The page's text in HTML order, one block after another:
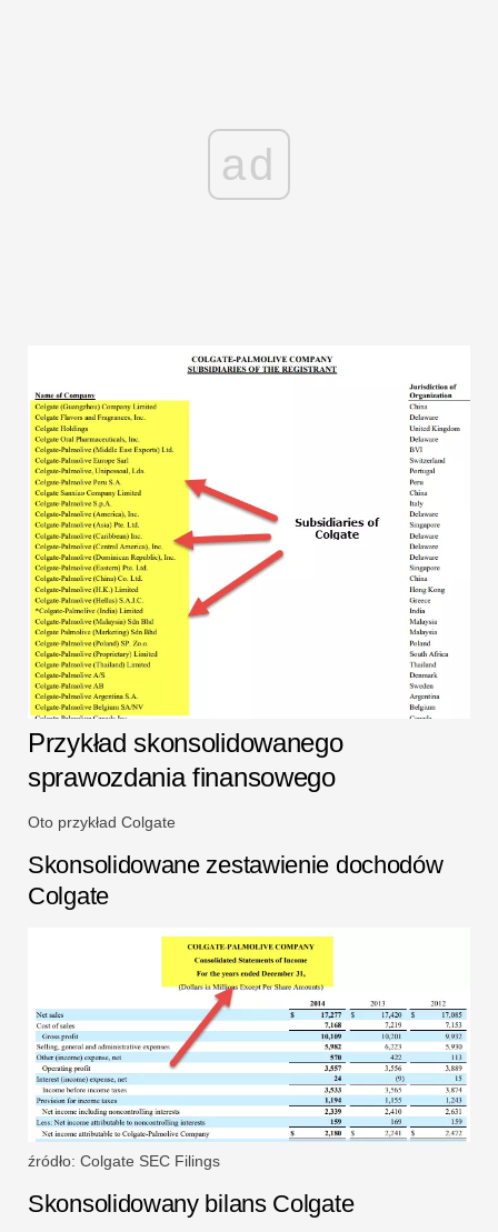
ad
Przykład skonsolidowanego
sprawozdania finansowego
Oto przykład Colgate
Skonsolidowane zestawienie dochodów
Colgate
źródło: Colgate SEC Filings
Skonsolidowany bilans Colgate